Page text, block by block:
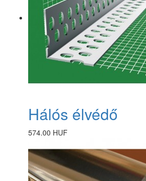
Hálós élvédő
574.00 HUF